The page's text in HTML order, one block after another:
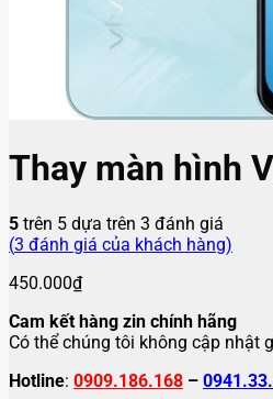
Thay màn hình
5 trên 5 dựa trên 3 đánh giá
(3 đánh giá của khách hàng)
450.000₫
Cam kết hàng zin chính hãng
Có thể chúng tôi không cập nhật
Hotline: 0909.186.168 –